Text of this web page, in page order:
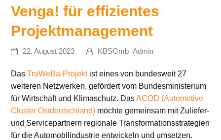
Venga! für effizientes
Projektmanagement
22. August 2023 KBSGmb_Admin
DasTraWeBa-Projektist eines von bundesweit 27
weiteren Netzwerken, gefördert vom Bundesministerium
für Wirtschaft und Klimaschutz. DasACOD (Automotive
Cluster Ostdeutschland) möchte gemeinsam mit Zuliefer-
und Servicepartnern regionale Transformationsstrategien
für die Automobilindustrie entwickeln und umsetzen.